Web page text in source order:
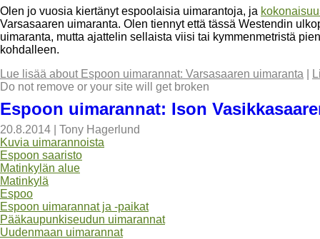
Olen jo vuosia kiertänyt espoolaisia uimarantoja, ja
Varsasaaren uimaranta. Olen tiennyt että tässä Westendin
uimaranta, mutta ajattelin sellaista viisi tai kymmenmetristä
kohdalleen.
Lue lisää about Espoon uimarannat: Varsasaaren uimaranta
Do not remove or your site will get broken
Espoon uimarannat: Ison
20.8.2014
Tony Hagerlund
Kuvia uimarannoista
Espoon saaristo
Matinkylän alue
Matinkylä
Espoo
Espoon uimarannat ja -paikat
Pääkaupunkiseudun uimarannat
Uudenmaan uimarannat